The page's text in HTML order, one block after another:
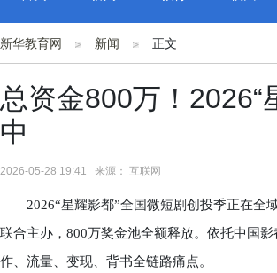
新华教育网 新闻 正文
总资金800万！2026“
中
2026-05-28 19:41 来源： 互联网
2026“星耀影都”全国微短剧创投季正在全
联合主办，800万奖金池全额释放。依托中国
作、流量、变现、背书全链路痛点。